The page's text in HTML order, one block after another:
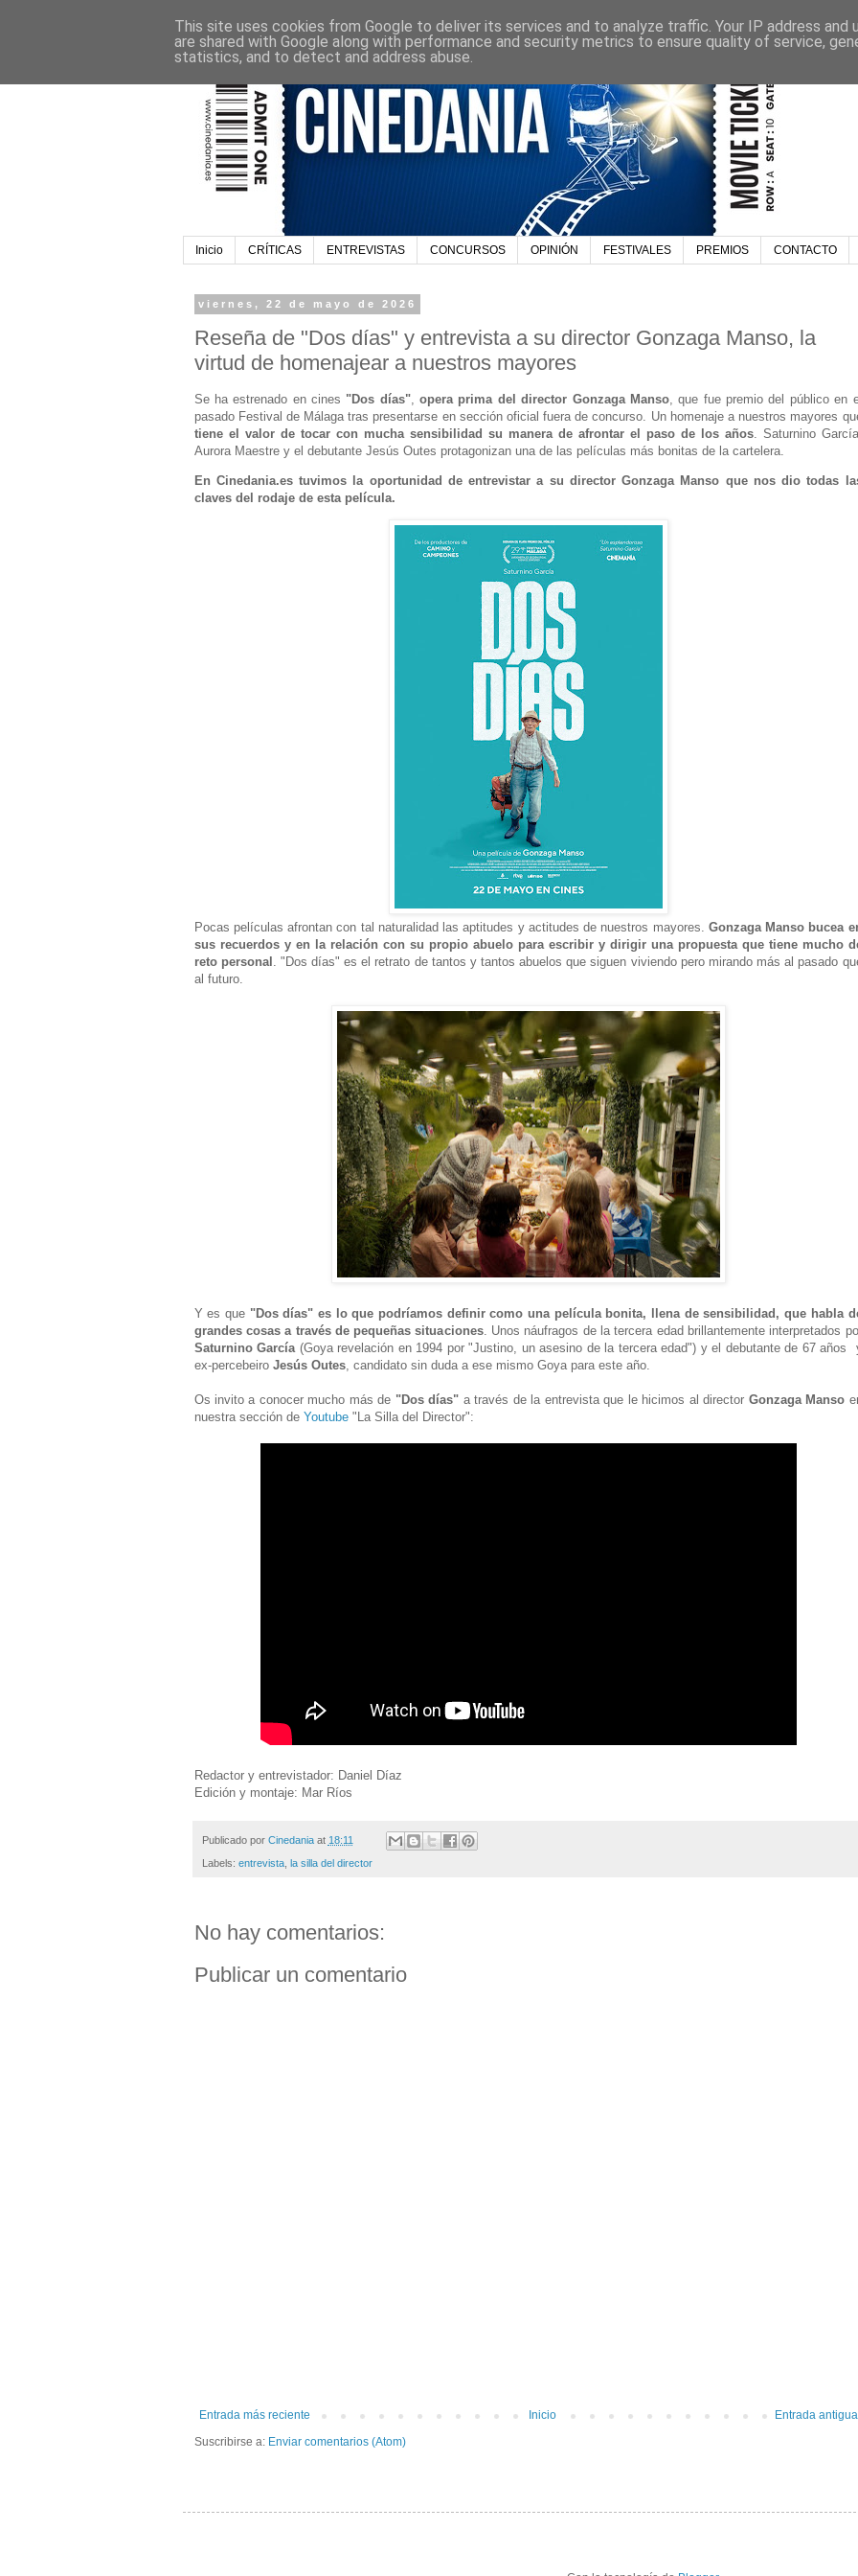
Inicio CRÍTICAS ENTREVISTAS CONCURSOS OPINIÓN FESTIVALES PREMIOS CONTACTO
viernes, 22 de mayo de 2026
Reseña de "Dos días" y entrevista a su director Gonzaga Manso, la
virtud de homenajear a nuestros mayores
Se ha estrenado en cines "Dos días",opera prima del director Gonzaga Manso, que fue premio del público en
pasado Festival de Málaga tras presentarse en sección oficial fuera de concurso. Un homenaje a nuestros mayores
tiene el valor de tocar con mucha sensibilidad su manera de afrontar el paso de los años. Saturnino
Aurora Maestre y el debutante Jesús Outes protagonizan una de las películas más bonitas de la cartelera.
En Cinedania.es tuvimos la oportunidad de entrevistar a su director Gonzaga Manso que nos dio todas
claves del rodaje de esta película.
Pocas películas afrontan con tal naturalidad las aptitudes y actitudes de nuestros mayores. Gonzaga Manso bucea
sus recuerdos y en la relación con su propio abuelo para escribir y dirigir una propuesta que tiene mucho
reto personal . "Dos días" es el retrato de tantos y tantos abuelos que siguen viviendo pero mirando más al pasado
al futuro.
Y es que "Dos días" es lo que podríamos definir como una película bonita, llena de sensibilidad, que habla
grandes cosas a través de pequeñas situaciones. Unos náufragos de la tercera edad brillantemente interpretados
Saturnino García(Goya revelación en 1994 por "Justino, un asesino de la tercera edad") y el debutante de 67 años
ex-percebeiro Jesús Outes, candidato sin duda a ese mismo Goya para este año.
Os invito a conocer mucho más de "Dos días" a través de la entrevista que le hicimos al director Gonzaga Manso
nuestra sección de Youtube"La Silla del Director":
Redactor y entrevistador: Daniel Díaz
Edición y montaje: Mar Ríos
Publicado por Cinedania at 18:11
Labels: entrevista, la silla del director
No hay comentarios:
Publicar un comentario
Entrada más reciente Entrada antigua
Inicio
Suscribirse a: Enviar comentarios (Atom)
This site uses cookies from Google to deliver its services and to analyze traffic. Your IP address and
are shared with Google along with performance and security metrics to ensure quality of service,
statistics, and to detect and address abuse.